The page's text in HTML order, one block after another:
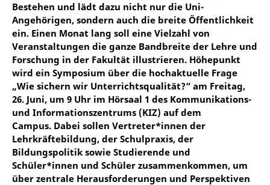
Bestehen und lädt dazu nicht nur die Uni-
Angehörigen, sondern auch die breite Öffentlichkeit
ein. Einen Monat lang soll eine Vielzahl von
Veranstaltungen die ganze Bandbreite der Lehre und
Forschung in der Fakultät illustrieren. Höhepunkt
wird ein Symposium über die hochaktuelle Frage
„Wie sichern wir Unterrichtsqualität?“ am Freitag,
26. Juni, um 9 Uhr im Hörsaal 1 des Kommunikations-
und Informationszentrums (KIZ) auf dem
Campus. Dabei sollen Vertreter*innen der
Lehrkräftebildung, der Schulpraxis, der
Bildungspolitik sowie Studierende und
Schüler*innen und Schüler zusammenkommen, um
über zentrale Herausforderungen und Perspektiven